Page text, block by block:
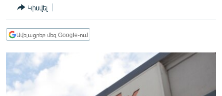
ՀԱՍԱՐԱԿՈՒԹՅՈՒՆ
ՏՆՏԵՍՈՒԹՅՈՒՆ
ՊԱՏԵՐԱԶՄԻ 6 ՇԱԲԱԹՆԵՐԸ
ՏԱՐԱԾԱՇՐՋԱՆ
Կիսվել
Ավելացրեք մեզ Google-ում